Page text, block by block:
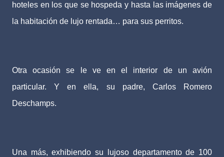
hoteles en los que se hospeda y hasta las imágenes de
la habitación de lujo rentada… para sus perritos.
Otra ocasión se le ve en el interior de un avión
particular. Y en ella, su padre, Carlos Romero
Deschamps.
Una más, exhibiendo su lujoso departamento de 100